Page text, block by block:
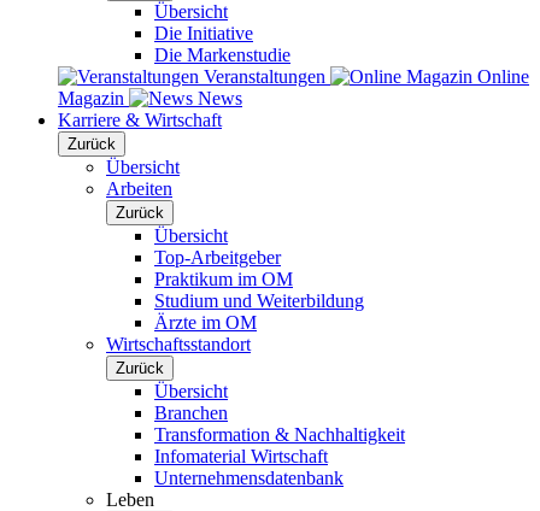
Übersicht
Die Initiative
Die Markenstudie
Veranstaltungen
Online
Magazin
News
Karriere & Wirtschaft
Zurück
Übersicht
Arbeiten
Zurück
Übersicht
Top-Arbeitgeber
Praktikum im OM
Studium und Weiterbildung
Ärzte im OM
Wirtschaftsstandort
Zurück
Übersicht
Branchen
Transformation & Nachhaltigkeit
Infomaterial Wirtschaft
Unternehmensdatenbank
Leben